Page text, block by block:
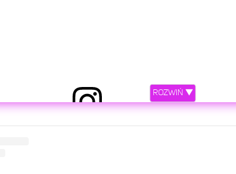
Post udostępniony przez Dan Sur (@dansurig)
ROZWIŃ ▼